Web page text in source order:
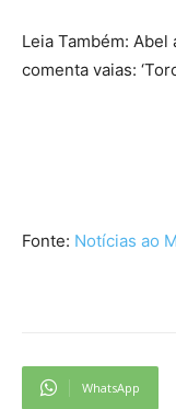
Leia Também:
comenta vaias:
Fonte: Notícias ao
WhatsApp